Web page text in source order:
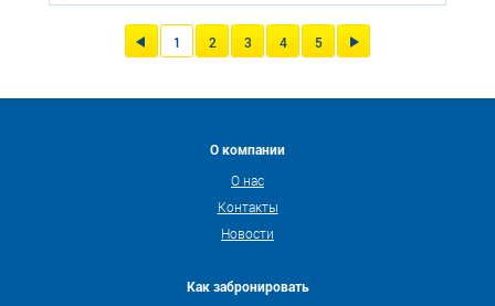
1 2 3 4 5
О компании
О нас
Контакты
Новости
Как забронировать